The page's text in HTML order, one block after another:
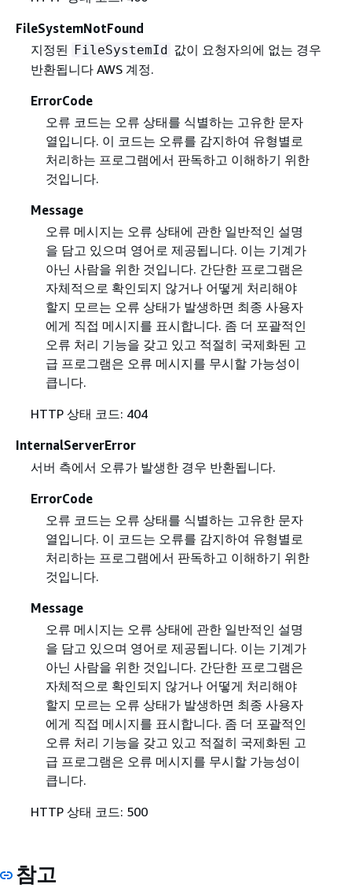
FileSystemNotFound
지정된 FileSystemId 값이 요청자의에 없는 경우
반환됩니다 AWS 계정.
ErrorCode
오류 코드는 오류 상태를 식별하는 고유한 문자
열입니다. 이 코드는 오류를 감지하여 유형별로
처리하는 프로그램에서 판독하고 이해하기 위한
것입니다.
Message
오류 메시지는 오류 상태에 관한 일반적인 설명
을 담고 있으며 영어로 제공됩니다. 이는 기계가
아닌 사람을 위한 것입니다. 간단한 프로그램은
자체적으로 확인되지 않거나 어떻게 처리해야
할지 모르는 오류 상태가 발생하면 최종 사용자
에게 직접 메시지를 표시합니다. 좀 더 포괄적인
오류 처리 기능을 갖고 있고 적절히 국제화된 고
급 프로그램은 오류 메시지를 무시할 가능성이
큽니다.
HTTP 상태 코드: 404
InternalServerError
서버 측에서 오류가 발생한 경우 반환됩니다.
ErrorCode
오류 코드는 오류 상태를 식별하는 고유한 문자
열입니다. 이 코드는 오류를 감지하여 유형별로
처리하는 프로그램에서 판독하고 이해하기 위한
것입니다.
Message
오류 메시지는 오류 상태에 관한 일반적인 설명
을 담고 있으며 영어로 제공됩니다. 이는 기계가
아닌 사람을 위한 것입니다. 간단한 프로그램은
자체적으로 확인되지 않거나 어떻게 처리해야
할지 모르는 오류 상태가 발생하면 최종 사용자
에게 직접 메시지를 표시합니다. 좀 더 포괄적인
오류 처리 기능을 갖고 있고 적절히 국제화된 고
급 프로그램은 오류 메시지를 무시할 가능성이
큽니다.
HTTP 상태 코드: 500
참고